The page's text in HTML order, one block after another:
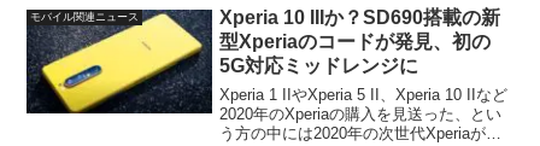
した。そして今回、このXperia ...
モバイル関連ニュース
Xperia 10 IIIか？SD690搭載の新
型Xperiaのコードが発見、初の
5G対応ミッドレンジに
Xperia 1 IIやXperia 5 II、Xperia 10 IIなど
2020年のXperiaの購入を見送った、とい
う方の中には2020年の次世代Xperiaが気